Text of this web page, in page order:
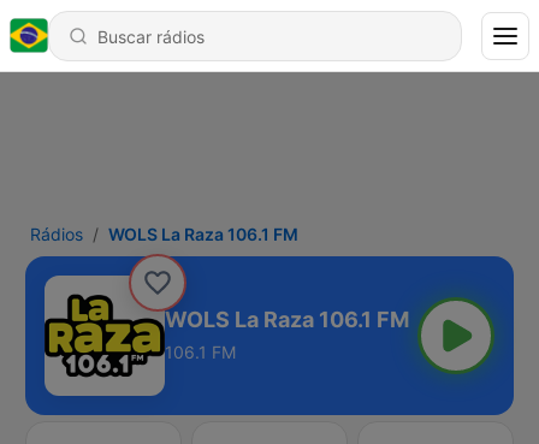
Rádios WOLS La Raza 106.1 FM
WOLS La Raza 106.1 FM
106.1 FM